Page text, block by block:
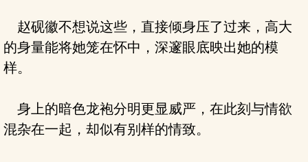
赵砚徽不想说这些，直接倾身压了过来，高大
的身量能将她笼在怀中，深邃眼底映出她的模
样。
身上的暗色龙袍分明更显威严，在此刻与情欲
混杂在一起，却似有别样的情致。